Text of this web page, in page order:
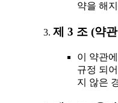
약을 해
제 3 조 (약
이 약관
규정 되
지 않은